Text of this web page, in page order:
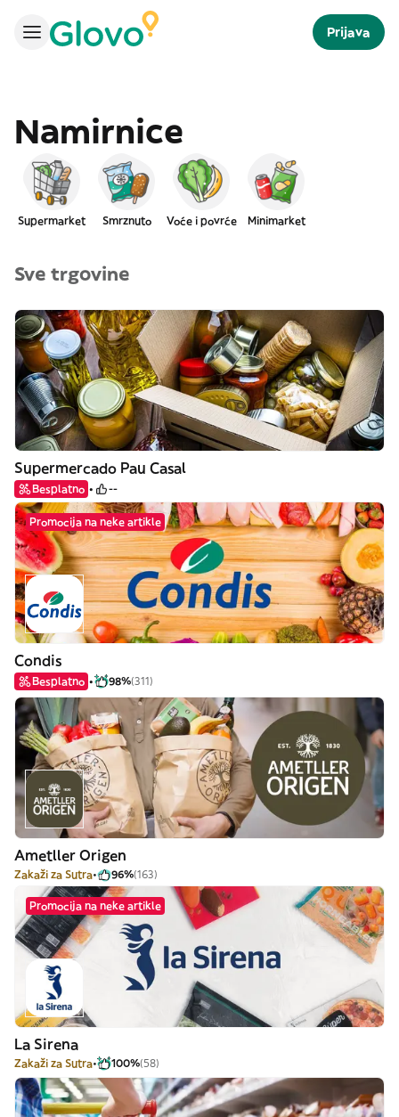
Prijava
Namirnice
Supermarket Smrznuto Voće i povrće Minimarket
Sve trgovine
Supermercado Pau Casal
Besplatno --
Promocija na neke artikle
Condis
Besplatno 98%(311)
Ametller Origen
Zakaži za Sutra 96%(163)
Promocija na neke artikle
La Sirena
Zakaži za Sutra 100%(58)